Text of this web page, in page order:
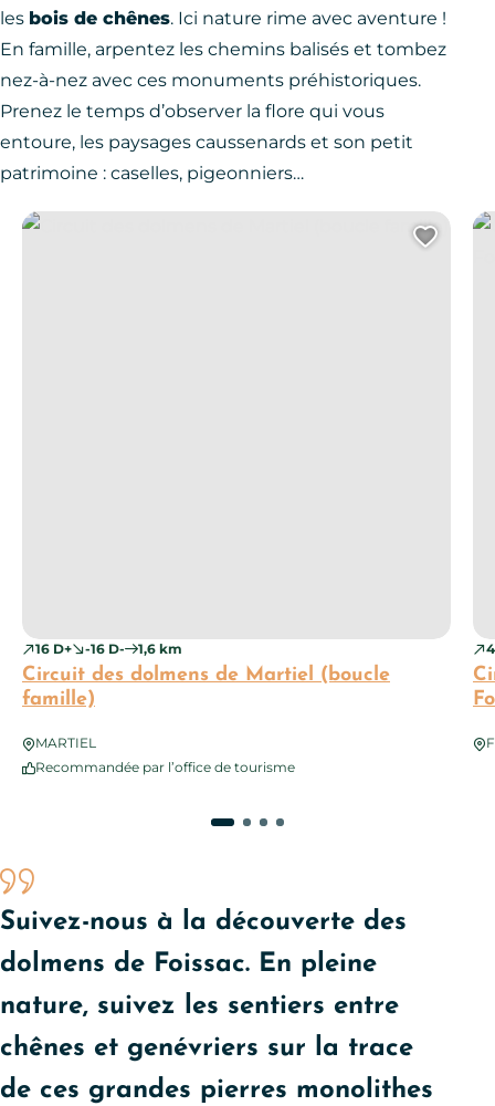
les bois de chênes. Ici nature rime avec aventure !
En famille, arpentez les chemins balisés et tombez
nez-à-nez avec ces monuments préhistoriques.
Prenez le temps d’observer la flore qui vous
entoure, les paysages caussenards et son petit
patrimoine : caselles, pigeonniers…
16 D+ -16 D- 1,6 km
Circuit des dolmens de Martiel (boucle
famille)
MARTIEL
Recommandée par l’office de tourisme
Circuit des dolmens de Martiel (boucle famille)
Suivez-nous à la découverte des
dolmens de Foissac. En pleine
nature, suivez les sentiers entre
chênes et genévriers sur la trace
de ces grandes pierres monolithes